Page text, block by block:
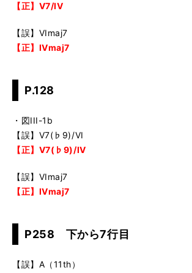
【正】V7/IV
【誤】VImaj7
【正】IVmaj7
P.128
・図III-1b
【誤】V7(♭9)/VI
【正】V7(♭9)/IV
【誤】VImaj7
【正】IVmaj7
P258 下から7行目
【誤】A（11th）